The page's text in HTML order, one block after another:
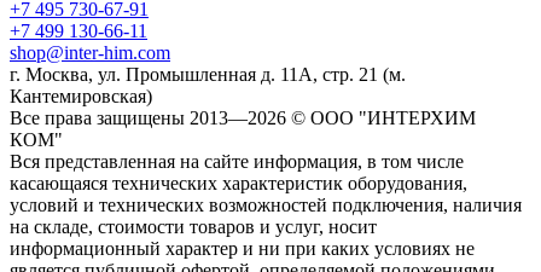
+7 495 730-67-91
+7 499 130-66-11
shop@inter-him.com
г. Москва, ул. Промышленная д. 11А, стр. 21 (м.
Кантемировская)
Все права защищены 2013—2026 © OOO "ИНТЕРХИМ
КОМ"
Вся представленная на сайте информация, в том числе
касающаяся технических характеристик оборудования,
условий и технических возможностей подключения, наличия
на складе, стоимости товаров и услуг, носит
информационный характер и ни при каких условиях не